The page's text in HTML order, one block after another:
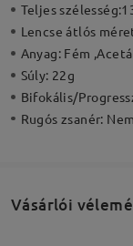
Teljes szélesség:
Lencse átlós
Anyag: Fém
Súly: 22g
Bifokális/
Rugós zsanér: Nem
Vásárlói